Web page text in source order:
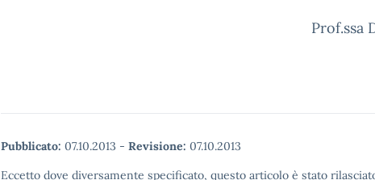
Prof.ssa
Pubblicato: 07.10.2013 - Revisione: 07.10.2013
Eccetto dove diversamente specificato, questo articolo è stato